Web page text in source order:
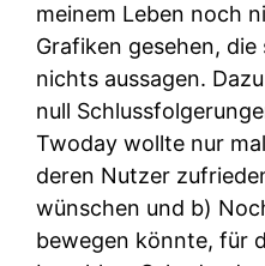
meinem Leben noch
Grafiken gesehen,
nichts aussagen.
null
Twoday wollte nur
deren Nutzer
wünschen und b)
bewegen könnte, für